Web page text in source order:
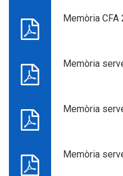
Memòria CFA
Memòria
Memòria
Memòria